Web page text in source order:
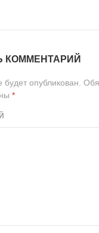
КОММЕНТАРИЙ
опубликован.
*